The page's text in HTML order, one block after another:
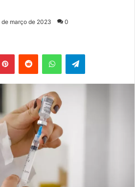
de março de 2023 0
PinterestReddit WhatsAppTelegram